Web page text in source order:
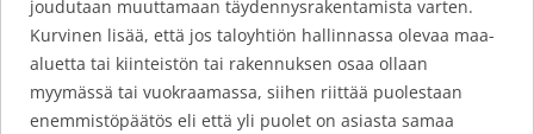
joudutaan muuttamaan täydennysrakentamista varten.
Kurvinen lisää, että jos taloyhtiön hallinnassa olevaa maa-
aluetta tai kiinteistön tai rakennuksen osaa ollaan
myymässä tai vuokraamassa, siihen riittää puolestaan
enemmistöpäätös eli että yli puolet on asiasta samaa